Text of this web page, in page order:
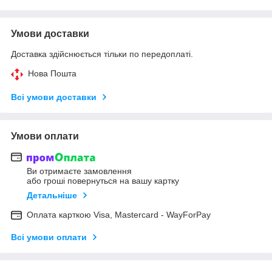
Умови доставки
Доставка здійснюється тільки по передоплаті.
Нова Пошта
Всі умови доставки
Умови оплати
Ви отримаєте замовлення
або гроші повернуться на вашу картку
Детальніше
Оплата карткою Visa, Mastercard - WayForPay
Всі умови оплати